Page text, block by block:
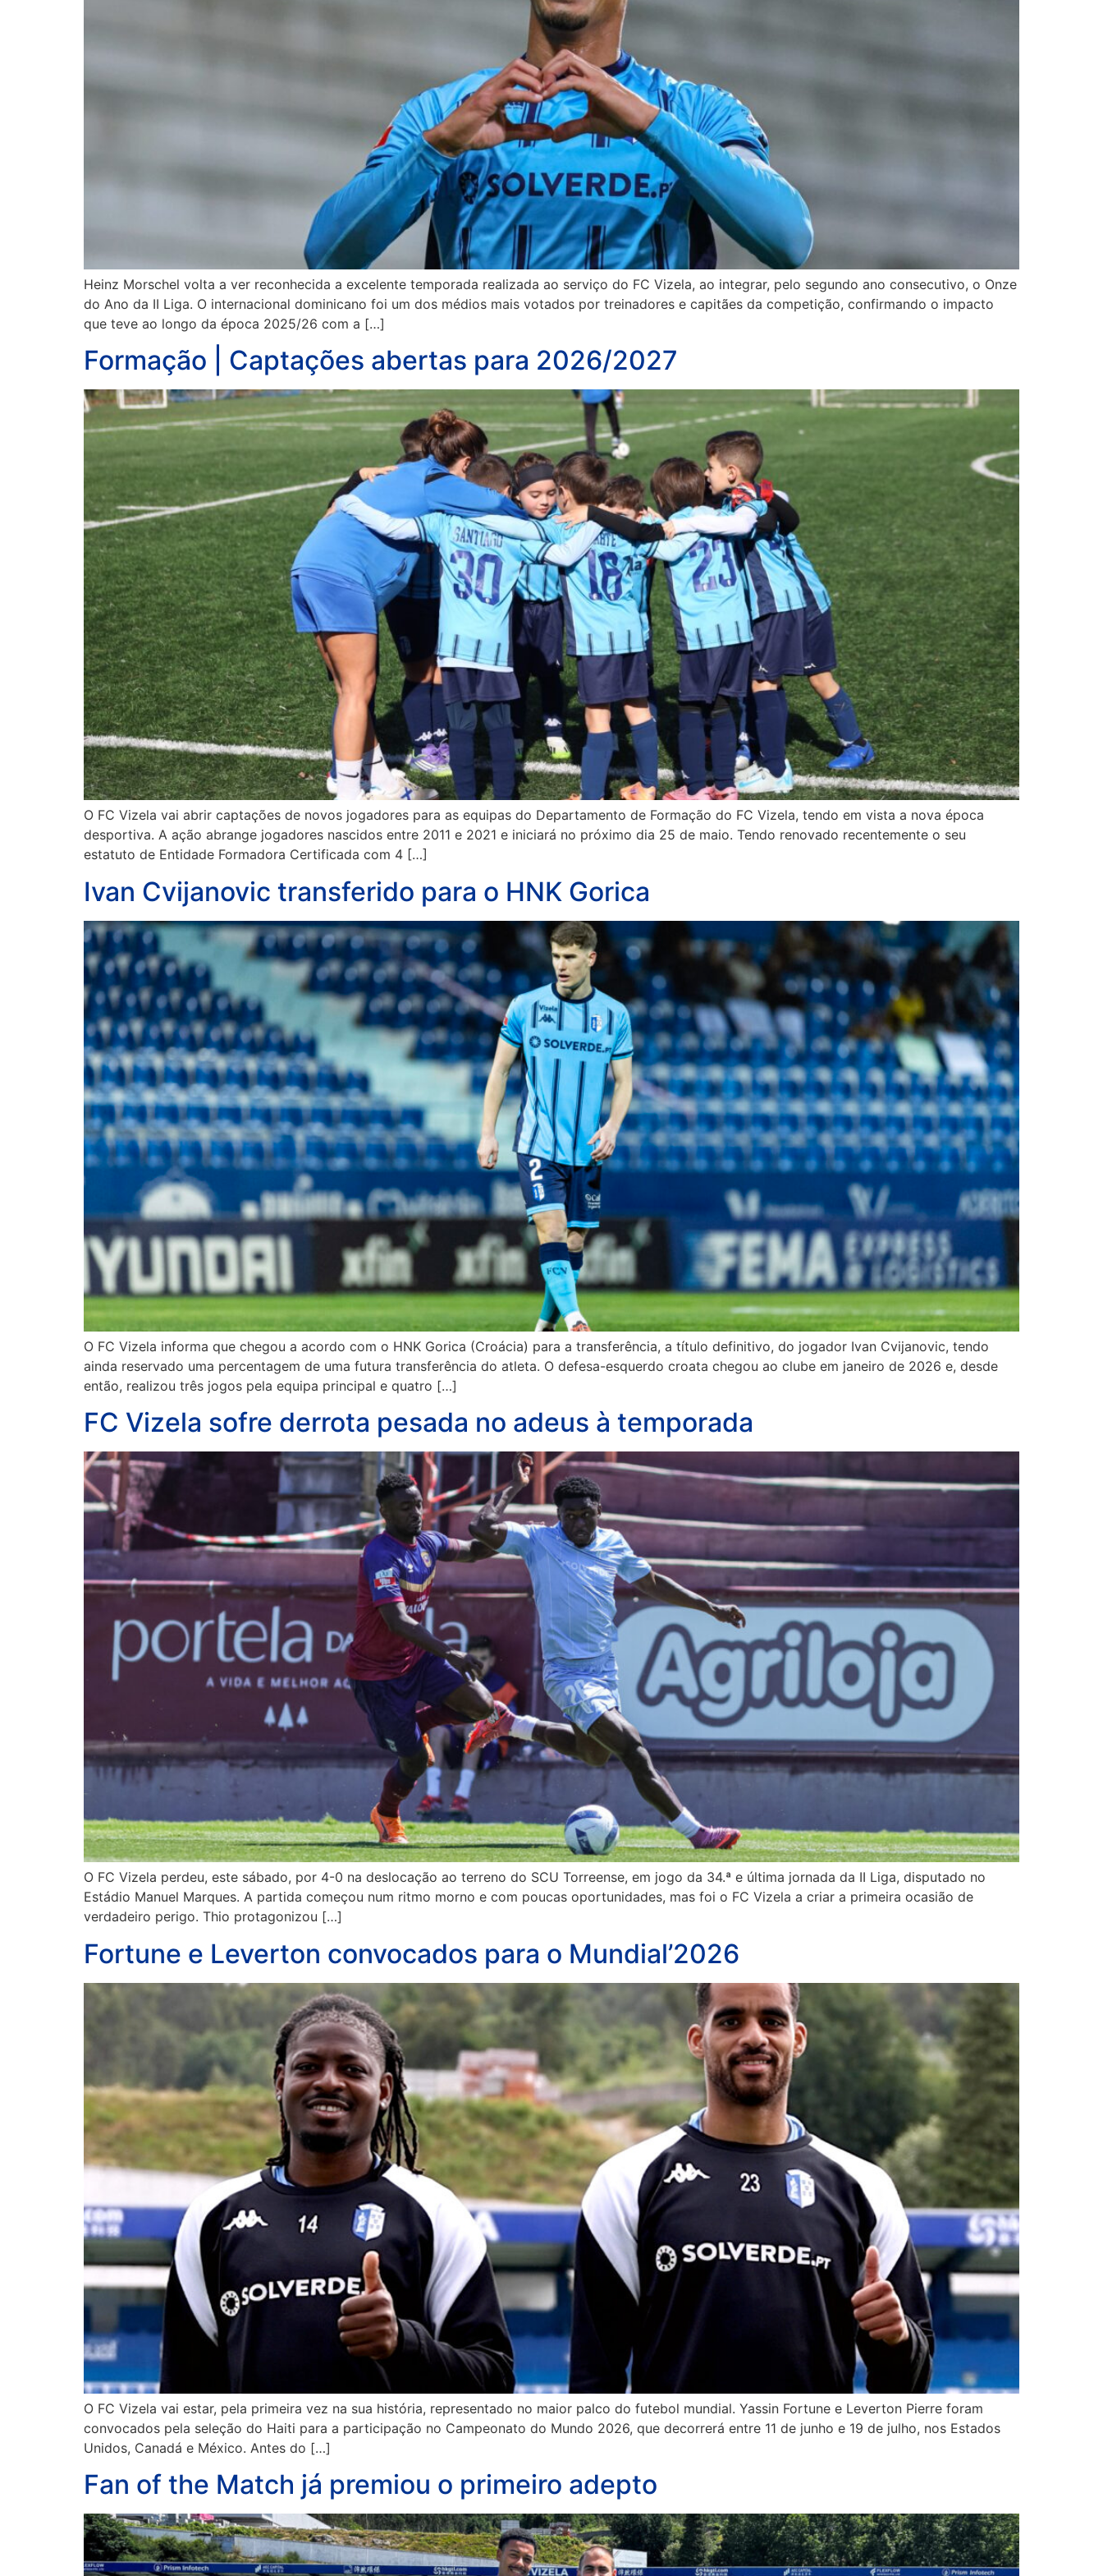
Heinz Morschel volta a ver reconhecida a excelente temporada realizada ao serviço do FC Vizela, ao integrar, pelo segundo ano consecutivo, o Onze
do Ano da II Liga. O internacional dominicano foi um dos médios mais votados por treinadores e capitães da competição, confirmando o impacto
que teve ao longo da época 2025/26 com a […]
Formação | Captações abertas para 2026/2027
O FC Vizela vai abrir captações de novos jogadores para as equipas do Departamento de Formação do FC Vizela, tendo em vista a nova época
desportiva. A ação abrange jogadores nascidos entre 2011 e 2021 e iniciará no próximo dia 25 de maio. Tendo renovado recentemente o seu
estatuto de Entidade Formadora Certificada com 4 […]
Ivan Cvijanovic transferido para o HNK Gorica
O FC Vizela informa que chegou a acordo com o HNK Gorica (Croácia) para a transferência, a título definitivo, do jogador Ivan Cvijanovic, tendo
ainda reservado uma percentagem de uma futura transferência do atleta. O defesa-esquerdo croata chegou ao clube em janeiro de 2026 e, desde
então, realizou três jogos pela equipa principal e quatro […]
FC Vizela sofre derrota pesada no adeus à temporada
O FC Vizela perdeu, este sábado, por 4-0 na deslocação ao terreno do SCU Torreense, em jogo da 34.ª e última jornada da II Liga, disputado no
Estádio Manuel Marques. A partida começou num ritmo morno e com poucas oportunidades, mas foi o FC Vizela a criar a primeira ocasião de
verdadeiro perigo. Thio protagonizou […]
Fortune e Leverton convocados para o Mundial’2026
O FC Vizela vai estar, pela primeira vez na sua história, representado no maior palco do futebol mundial. Yassin Fortune e Leverton Pierre foram
convocados pela seleção do Haiti para a participação no Campeonato do Mundo 2026, que decorrerá entre 11 de junho e 19 de julho, nos Estados
Unidos, Canadá e México. Antes do […]
Fan of the Match já premiou o primeiro adepto